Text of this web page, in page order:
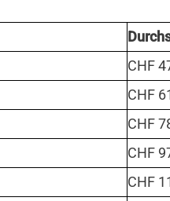
CHF
CHF
CHF
CHF
CHF